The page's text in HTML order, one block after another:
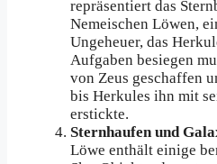
repräsentiert das
Nemeischen Löwen,
Ungeheuer, das
Aufgaben besiegen
von Zeus geschaffen
bis Herkules ihn mit
erstickte.
Sternhaufen und
Löwe enthält einige